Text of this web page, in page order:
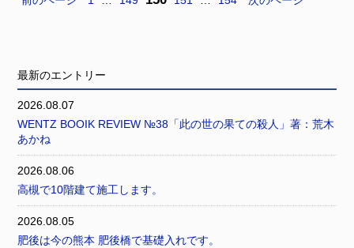
最新のエントリー
2026.08.07
WENTZ BOOIK REVIEW №38「此の世の果ての殺人」著：荒木
あかね
2026.08.06
高槻で10階建て施工します。
2026.08.05
肥後は今の熊本 肥後橋で基礎入れです。